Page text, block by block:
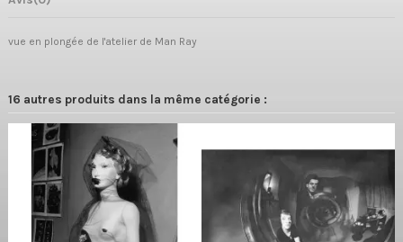
vue en plongée de l'atelier de Man Ray
16 autres produits dans la même catégorie :